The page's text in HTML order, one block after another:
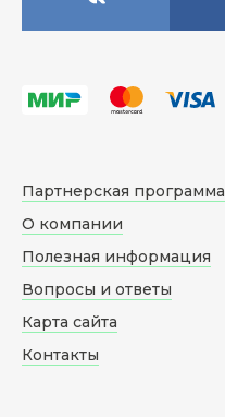
Партнерская программа
О компании
Полезная информация
Вопросы и ответы
Карта сайта
Контакты